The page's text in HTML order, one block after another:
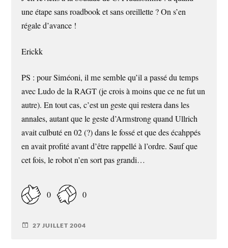
une étape sans roadbook et sans oreillette ? On s’en
régale d’avance !
Erickk
PS : pour Siméoni, il me semble qu’il a passé du temps
avec Ludo de la RAGT (je crois à moins que ce ne fut un
autre). En tout cas, c’est un geste qui restera dans les
annales, autant que le geste d’Armstrong quand Ullrich
avait culbuté en 02 (?) dans le fossé et que des écahppés
en avait profité avant d’être rappellé à l’ordre. Sauf que
cet fois, le robot n’en sort pas grandi…
0 0
27 JUILLET 2004